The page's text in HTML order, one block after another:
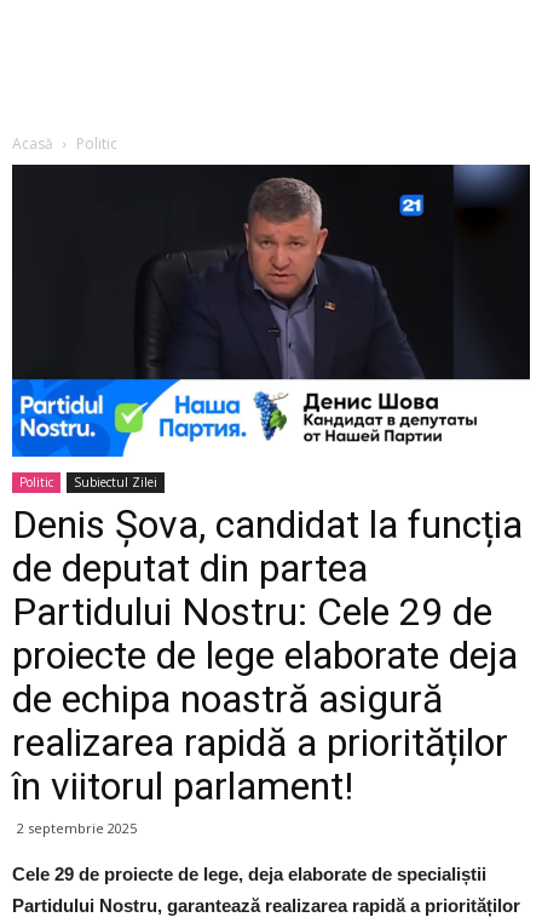
Acasă Politic
Politic Subiectul Zilei
Denis Șova, candidat la funcția
de deputat din partea
Partidului Nostru: Cele 29 de
proiecte de lege elaborate deja
de echipa noastră asigură
realizarea rapidă a priorităților
în viitorul parlament!
2 septembrie 2025
Cele 29 de proiecte de lege, deja elaborate de specialiștii
Partidului Nostru, garantează realizarea rapidă a priorităților